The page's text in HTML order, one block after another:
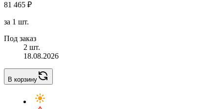
81 465 ₽
за 1 шт.
Под заказ
2 шт.
18.08.2026
В корзину